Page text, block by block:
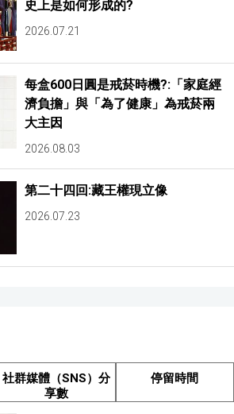
史上是如何形成的?
2026.07.21
每盒600日圓是戒菸時機?:「家庭經
濟負擔」與「為了健康」為戒菸兩
大主因
2026.08.03
第二十四回:藏王權現立像
2026.07.23
社群媒體（SNS）分
享數
停留時間